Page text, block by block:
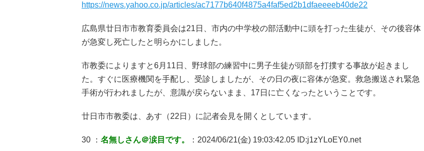
https://news.yahoo.co.jp/articles/ac7177b640f4875a4faf5ed2b1dfaeeeeb40de22
広島県廿日市市教育委員会は21日、市内の中学校の部活動中に頭を打った生徒が、その後容体
が急変し死亡したと明らかにしました。
市教委によりますと6月11日、野球部の練習中に男子生徒が頭部を打撲する事故が起きまし
た。すぐに医療機関を手配し、受診しましたが、その日の夜に容体が急変。救急搬送され緊急
手術が行われましたが、意識が戻らないまま、17日に亡くなったということです。
廿日市市教委は、あす（22日）に記者会見を開くとしています。
30 ： 名無しさん＠涙目です。 ：2024/06/21(金) 19:03:42.05 ID:j1zYLoEY0.net